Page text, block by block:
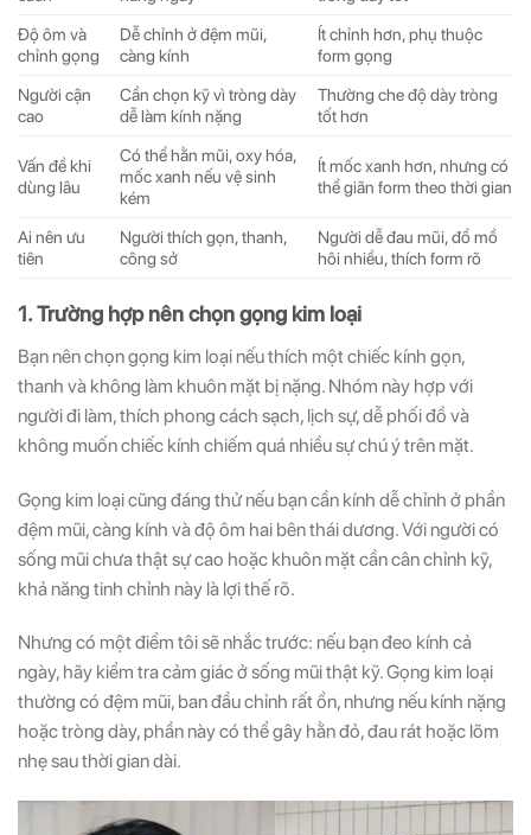
Độ ôm và
chỉnh gọng
Dễ chỉnh ở đệm mũi,
càng kính
Ít chỉnh hơn, phụ thuộc
form gọng
Người cận
cao
Cần chọn kỹ vì tròng dày
dễ làm kính nặng
Thường che độ dày tròng
tốt hơn
Vấn đề khi
dùng lâu
Có thể hằn mũi, oxy hóa,
mốc xanh nếu vệ sinh
kém
Ít mốc xanh hơn, nhưng có
thể giãn form theo thời gian
Ai nên ưu
tiên
Người thích gọn, thanh,
công sở
Người dễ đau mũi, đổ mồ
hôi nhiều, thích form rõ
1. Trường hợp nên chọn gọng kim loại
Bạn nên chọn gọng kim loại nếu thích một chiếc kính gọn,
thanh và không làm khuôn mặt bị nặng. Nhóm này hợp với
người đi làm, thích phong cách sạch, lịch sự, dễ phối đồ và
không muốn chiếc kính chiếm quá nhiều sự chú ý trên mặt.
Gọng kim loại cũng đáng thử nếu bạn cần kính dễ chỉnh ở phần
đệm mũi, càng kính và độ ôm hai bên thái dương. Với người có
sống mũi chưa thật sự cao hoặc khuôn mặt cần cân chỉnh kỹ,
khả năng tinh chỉnh này là lợi thế rõ.
Nhưng có một điểm tôi sẽ nhắc trước: nếu bạn đeo kính cả
ngày, hãy kiểm tra cảm giác ở sống mũi thật kỹ. Gọng kim loại
thường có đệm mũi, ban đầu chỉnh rất ổn, nhưng nếu kính nặng
hoặc tròng dày, phần này có thể gây hằn đỏ, đau rát hoặc lõm
nhẹ sau thời gian dài.